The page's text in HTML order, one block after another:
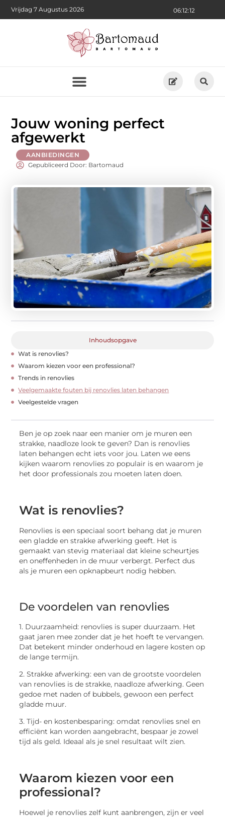
06:12:13
Vrijdag 7 Augustus 2026
Jouw woning perfect
afgewerkt
AANBIEDINGEN
Gepubliceerd Door: Bartomaud
Inhoudsopgave
Wat is renovlies?
Waarom kiezen voor een professional?
Trends in renovlies
Veelgemaakte fouten bij renovlies laten behangen
Veelgestelde vragen
Ben je op zoek naar een manier om je muren een
strakke, naadloze look te geven? Dan is renovlies
laten behangen echt iets voor jou. Laten we eens
kijken waarom renovlies zo populair is en waarom je
het door professionals zou moeten laten doen.
Wat is renovlies?
Renovlies is een speciaal soort behang dat je muren
een gladde en strakke afwerking geeft. Het is
gemaakt van stevig materiaal dat kleine scheurtjes
en oneffenheden in de muur verbergt. Perfect dus
als je muren een opknapbeurt nodig hebben.
De voordelen van renovlies
1. Duurzaamheid: renovlies is super duurzaam. Het
gaat jaren mee zonder dat je het hoeft te vervangen.
Dat betekent minder onderhoud en lagere kosten op
de lange termijn.
2. Strakke afwerking: een van de grootste voordelen
van renovlies is de strakke, naadloze afwerking. Geen
gedoe met naden of bubbels, gewoon een perfect
gladde muur.
3. Tijd- en kostenbesparing: omdat renovlies snel en
efficiënt kan worden aangebracht, bespaar je zowel
tijd als geld. Ideaal als je snel resultaat wilt zien.
Waarom kiezen voor een
professional?
Hoewel je renovlies zelf kunt aanbrengen, zijn er veel